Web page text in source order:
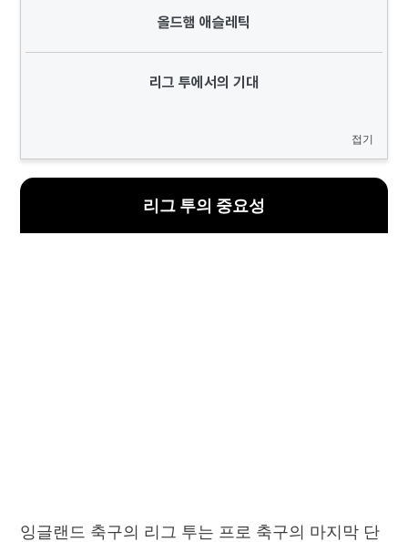
올드햄 애슬레틱
리그 투에서의 기대
접기
리그 투의 중요성
잉글랜드 축구의 리그 투는 프로 축구의 마지막 단